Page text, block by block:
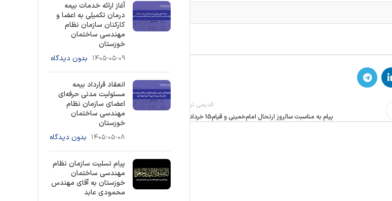
قدیمی تر
پیام به مناسبت سالروز ارتحال امام‌خمینی و قیام15 خرداد
آغاز ارائه خدمات بیمه
درمان تکمیلی به اعضا و
کارکنان سازمان نظام
مهندسی ساختمان
خوزستان
۱۴۰۵-۰۵-۰۹ بدون دیدگاه
انعقاد قرارداد بیمه
مسئولیت مدنی حرفه‌ای
اعضای سازمان نظام
مهندسی ساختمان
خوزستان
۱۴۰۵-۰۵-۰۸ بدون دیدگاه
پیام تسلیت سازمان نظام
مهندسی ساختمان
خوزستان به آقای مهندس
محمودی عابد